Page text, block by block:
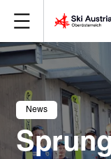
News